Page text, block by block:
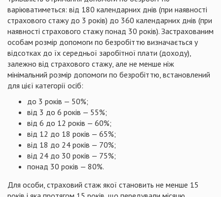
варіюватиметься: від 180 календарних днів (при наявності
страхового стажу до 3 років) до 360 календарних днів (при
наявності страхового стажу понад 30 років). Застрахованим
особам розмір допомоги по безробіттю визначається у
відсотках до їх середньої заробітної плати (доходу),
залежно від страхового стажу, але не менше ніж
мінімальний розмір допомоги по безробіттю, встановлений
для цієї категорії осіб:
до 3 років — 50%;
від 3 до 6 років — 55%;
від 6 до 12 років — 60%;
від 12 до 18 років — 65%;
від 18 до 24 років — 70%;
від 24 до 30 років — 75%;
понад 30 років — 80%.
Для особи, страховий стаж якої становить не менше 15